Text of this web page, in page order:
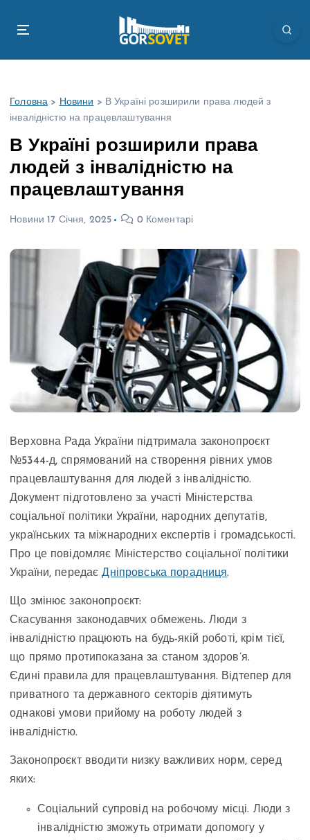
Головна > Новини > В Україні розширили права людей з
інвалідністю на працевлаштування
В Україні розширили права
людей з інвалідністю на
працевлаштування
Новини 17 Січня, 2025 0 Коментарі
Верховна Рада України підтримала законопроєкт
№5344-д, спрямований на створення рівних умов
працевлаштування для людей з інвалідністю.
Документ підготовлено за участі Міністерства
соціальної політики України, народних депутатів,
українських та міжнародних експертів і громадськості.
Про це повідомляє Міністерство соціальної політики
України, передаєДніпровська порадниця.
Що змінює законопроєкт:
Скасування законодавчих обмежень. Люди з
інвалідністю працюють на будь-якій роботі, крім тієї,
що прямо протипоказана за станом здоров’я.
Єдині правила для працевлаштування. Відтепер для
приватного та державного секторів діятимуть
однакові умови прийому на роботу людей з
інвалідністю.
Законопроєкт вводити низку важливих норм, серед
яких:
Соціальний супровід на робочому місці. Люди з
інвалідністю зможуть отримати допомогу у